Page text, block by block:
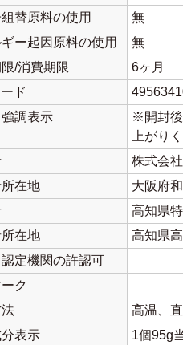
替原料の使用
無
ー起因原料の使用
無
/消費期限
6ヶ月
ド
調表示
※開封後
上がり
株式会
在地
大阪府
高知県
在地
高知県
定機関の許認可
ク
高温、
表示
1個95g